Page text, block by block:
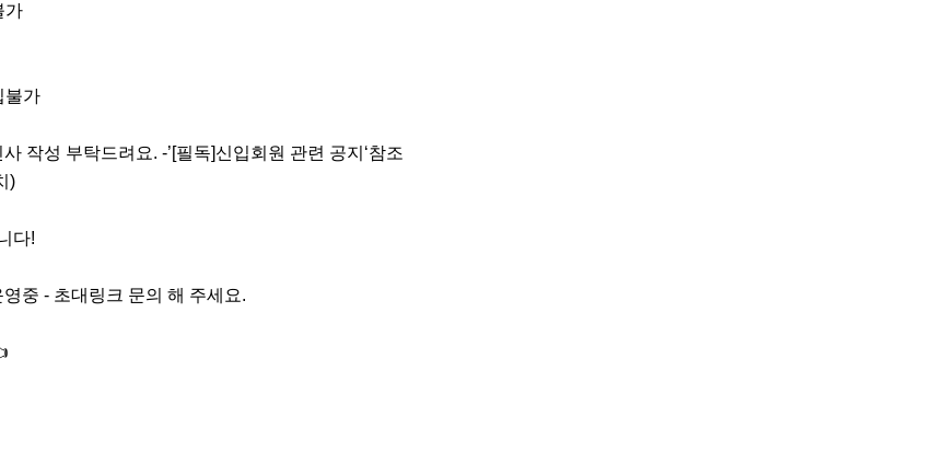
가
불가
작성 부탁드려요. -’[필독]신입회원 관련 공지‘참조
다!
중 - 초대링크 문의 해 주세요.